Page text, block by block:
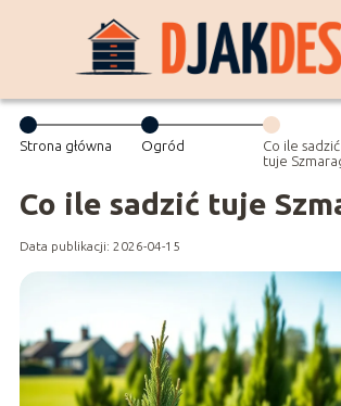
Strona główna Ogród
Co ile sadzić
tuje
Co ile sadzić tuje
Data publikacji: 2026-04-15